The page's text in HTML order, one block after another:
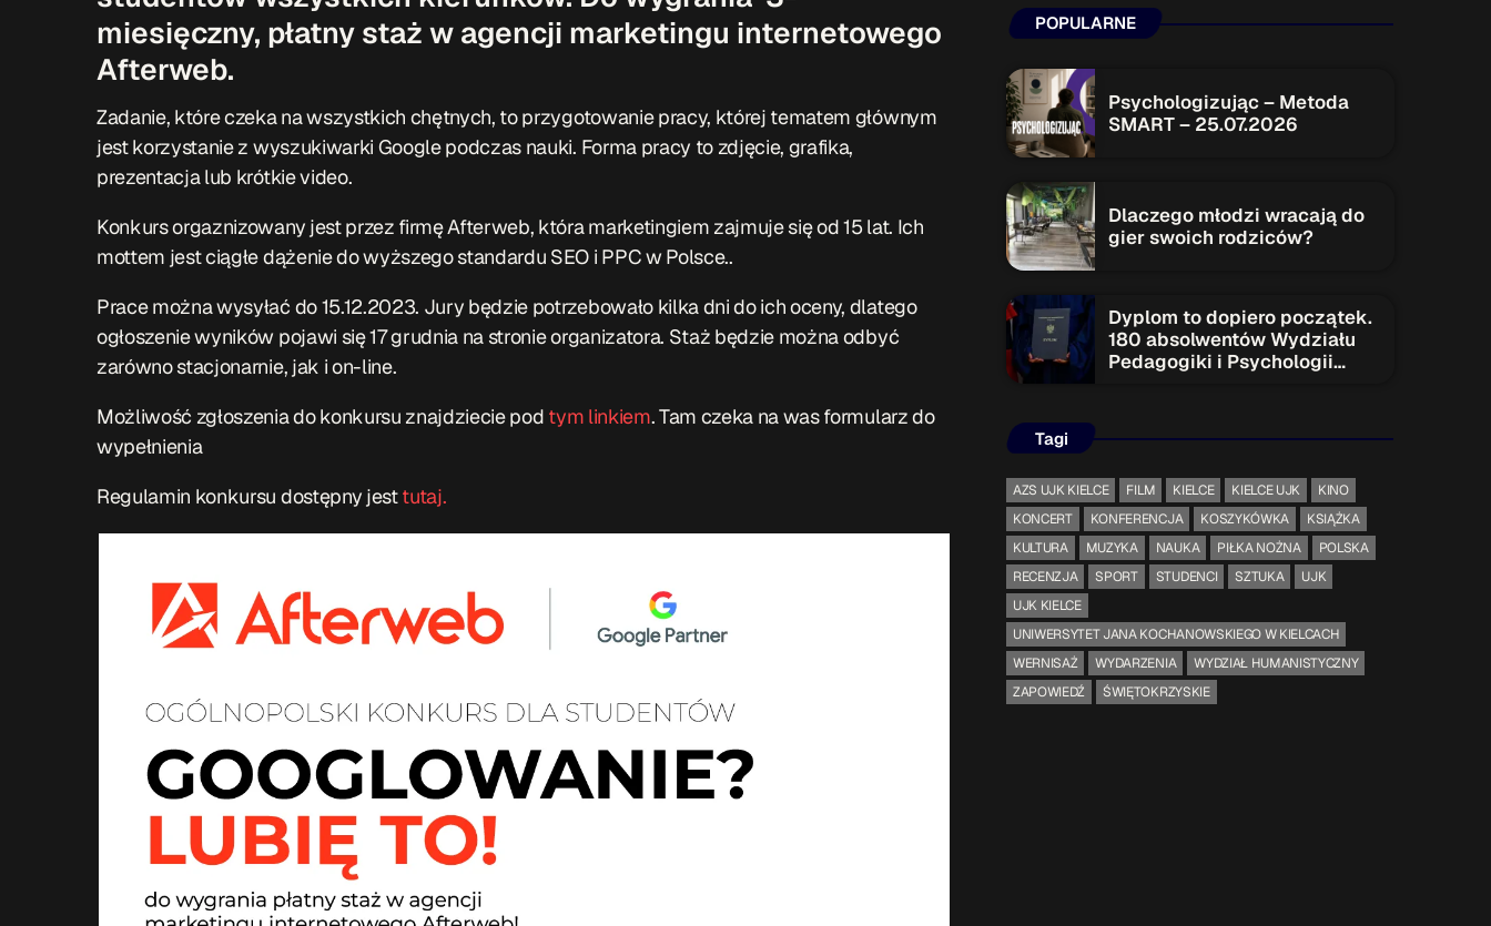
Serwis Informacyjny
Psychologizując
15:00 - 15:05
18:00 - 18:05
TOP CHART
miesięczny, płatny staż w agencji marketingu internetowego
Afterweb.
Zadanie, które czeka na wszystkich chętnych, to przygotowanie pracy, której tematem głównym
jest korzystanie z wyszukiwarki Google podczas nauki. Forma pracy to zdjęcie, grafika,
prezentacja lub krótkie video.
Konkurs orgaznizowany jest przez firmę Afterweb, która marketingiem zajmuje się od 15 lat. Ich
mottem jest ciągłe dążenie do wyższego standardu SEO i PPC w Polsce..
Prace można wysyłać do 15.12.2023. Jury będzie potrzebowało kilka dni do ich oceny, dlatego
ogłoszenie wyników pojawi się 17 grudnia na stronie organizatora. Staż będzie można odbyć
zarówno stacjonarnie, jak i on-line.
Możliwość zgłoszenia do konkursu znajdziecie pod tym linkiem. Tam czeka na was formularz do
wypełnienia
Regulamin konkursu dostępny jesttutaj.
POPULARNE
Psychologizując – Metoda
SMART – 25.07.2026
Dlaczego młodzi wracają do
gier swoich rodziców?
Dyplom to dopiero początek.
180 absolwentów Wydziału
Pedagogiki i Psychologii
Tagi
AZS UJK KIELCE FILM KIELCE KIELCE UJK
KINO
KONCERT
KONFERENCJA KOSZYKÓWKA
KSIĄŻKA
KULTURA
MUZYKA NAUKA PIŁKA NOŻNA
POLSKA
RECENZJA
SPORT STUDENCI SZTUKA
UJK
UJK KIELCE
UNIWERSYTET JANA KOCHANOWSKIEGO W KIELCACH
WERNISAŻ
WYDARZENIA
WYDZIAŁ HUMANISTYCZNY
ZAPOWIEDŹ
ŚWIĘTOKRZYSKIE